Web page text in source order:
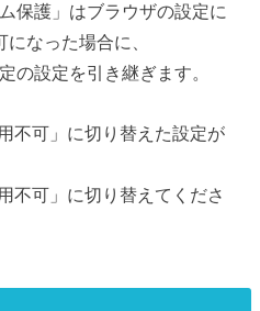
保護」はブラウザの設定に
なった場合に、
の設定を引き継ぎます。
不可」に切り替えた設定が
不可」に切り替えてくださ